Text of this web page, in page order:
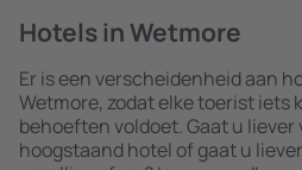
Hotels in Wetmore
Er is een verscheidenheid aan
Wetmore, zodat elke toerist iets
behoeften voldoet. Gaat u
hoogstaand hotel of gaat u